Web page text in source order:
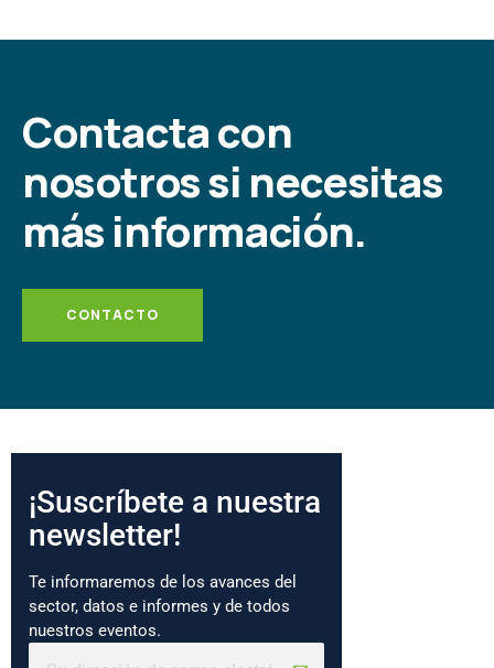
Contacta con
nosotros si necesitas
más información.
CONTACTO
¡Suscríbete a nuestra
newsletter!
Te informaremos de los avances del
sector, datos e informes y de todos
nuestros eventos.